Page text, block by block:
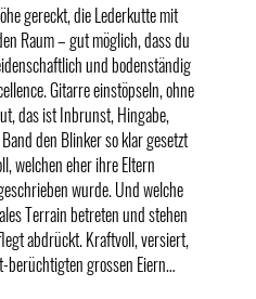
gereckt, die Lederkutte mit
Raum – gut möglich, dass du
und bodenständig
Gitarre einstöpseln, ohne
das ist Inbrunst, Hingabe,
den Blinker so klar gesetzt
welchen eher ihre Eltern
wurde. Und welche
Terrain betreten und stehen
abdrückt. Kraftvoll, versiert,
berüchtigten grossen Eiern…